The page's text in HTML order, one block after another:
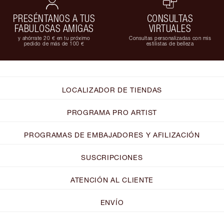
PRESÉNTANOS A TUS
FABULOSAS AMIGAS
y ahórrate 20 € en tu próximo
pedido de más de 100 €
CONSULTAS
VIRTUALES
Consultas personalizadas con mis
estilistas de belleza
LOCALIZADOR DE TIENDAS
PROGRAMA PRO ARTIST
PROGRAMAS DE EMBAJADORES Y AFILIZACIÓN
SUSCRIPCIONES
ATENCIÓN AL CLIENTE
ENVÍO